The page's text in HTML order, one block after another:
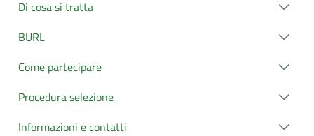
Di cosa si tratta
BURL
Come partecipare
Procedura selezione
Informazioni e contatti